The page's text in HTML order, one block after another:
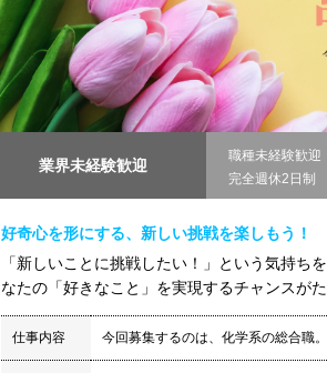
業界未経験歓迎
職種未経験歓迎
完全週休2日制
好奇心を形にする、新しい挑戦を楽しもう！
「新しいことに挑戦したい！」という気持ち
なたの「好きなこと」を実現するチャンスが
仕事内容 今回募集するのは、化学系の総合職